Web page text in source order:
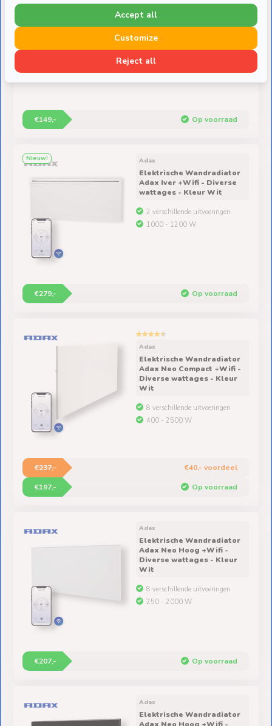
wattages - Kleur Wit
8 verschillende uitvoeringen
250 - 2000 W
€149,- Op voorraad
Nieuw! Adax
Elektrische Wandradiator
Adax Iver +Wifi - Diverse
wattages - Kleur Wit
2 verschillende uitvoeringen
1000 - 1200 W
€279,- Op voorraad
Adax
Elektrische Wandradiator
Adax Neo Compact +Wifi -
Diverse wattages - Kleur
Wit
8 verschillende uitvoeringen
400 - 2500 W
€237,-
€40,- voordeel
€197,-
Op voorraad
Adax
Elektrische Wandradiator
Adax Neo Hoog +Wifi -
Diverse wattages - Kleur
Wit
8 verschillende uitvoeringen
250 - 2000 W
€207,- Op voorraad
Adax
Elektrische Wandradiator
Adax Neo Hoog +Wifi -
Reject all
Customize
Accept all